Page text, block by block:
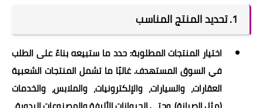
1. تحديد المنتج المناسب
اختيار المنتجات المطلوبة: حدد ما ستبيعه بناءً على الطلب
في السوق المستهدف. غالبًا ما تشمل المنتجات الشعبية
العقارات، والسيارات، والإلكترونيات، والملابس، والخدمات